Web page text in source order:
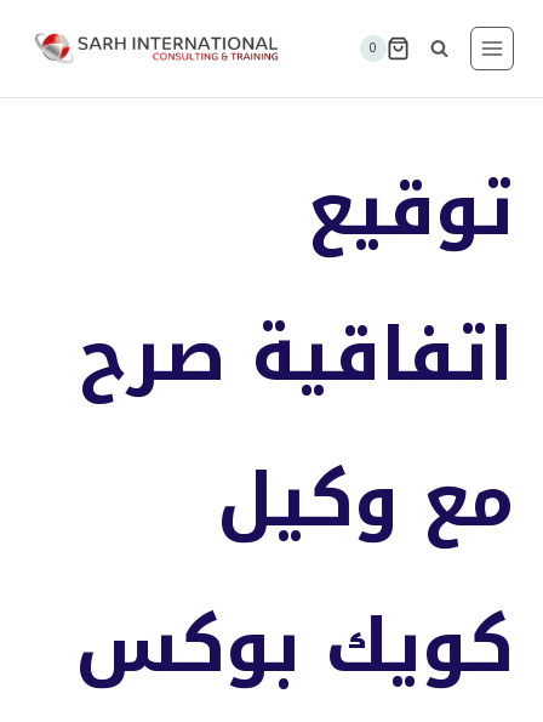
إلى
المحتوى 0
توقيع
اتفاقية صرح
مع وكيل
كويك بوكس